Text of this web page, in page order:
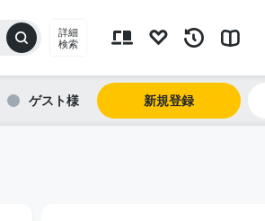
詳細
検索
ゲスト 新規登録